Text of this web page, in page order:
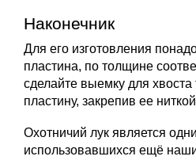
Наконечник
Для его изготовления
пластина, по толщине
сделайте выемку для хвоста
пластину, закрепив ее
Охотничий лук является
использовавшихся ещё